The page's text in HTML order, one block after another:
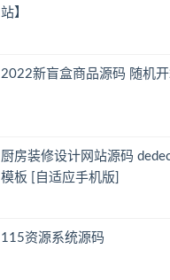
站】
2022新盲盒商品源码 随机
厨房装修设计网站源码
模板 [自适应手机版]
115资源系统源码